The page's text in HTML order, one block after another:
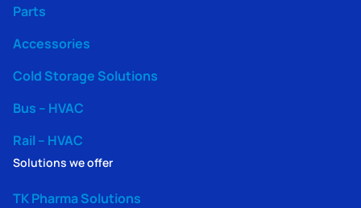
Parts
Accessories
Cold Storage Solutions
Bus – HVAC
Rail – HVAC
Solutions we offer
TK Pharma Solutions